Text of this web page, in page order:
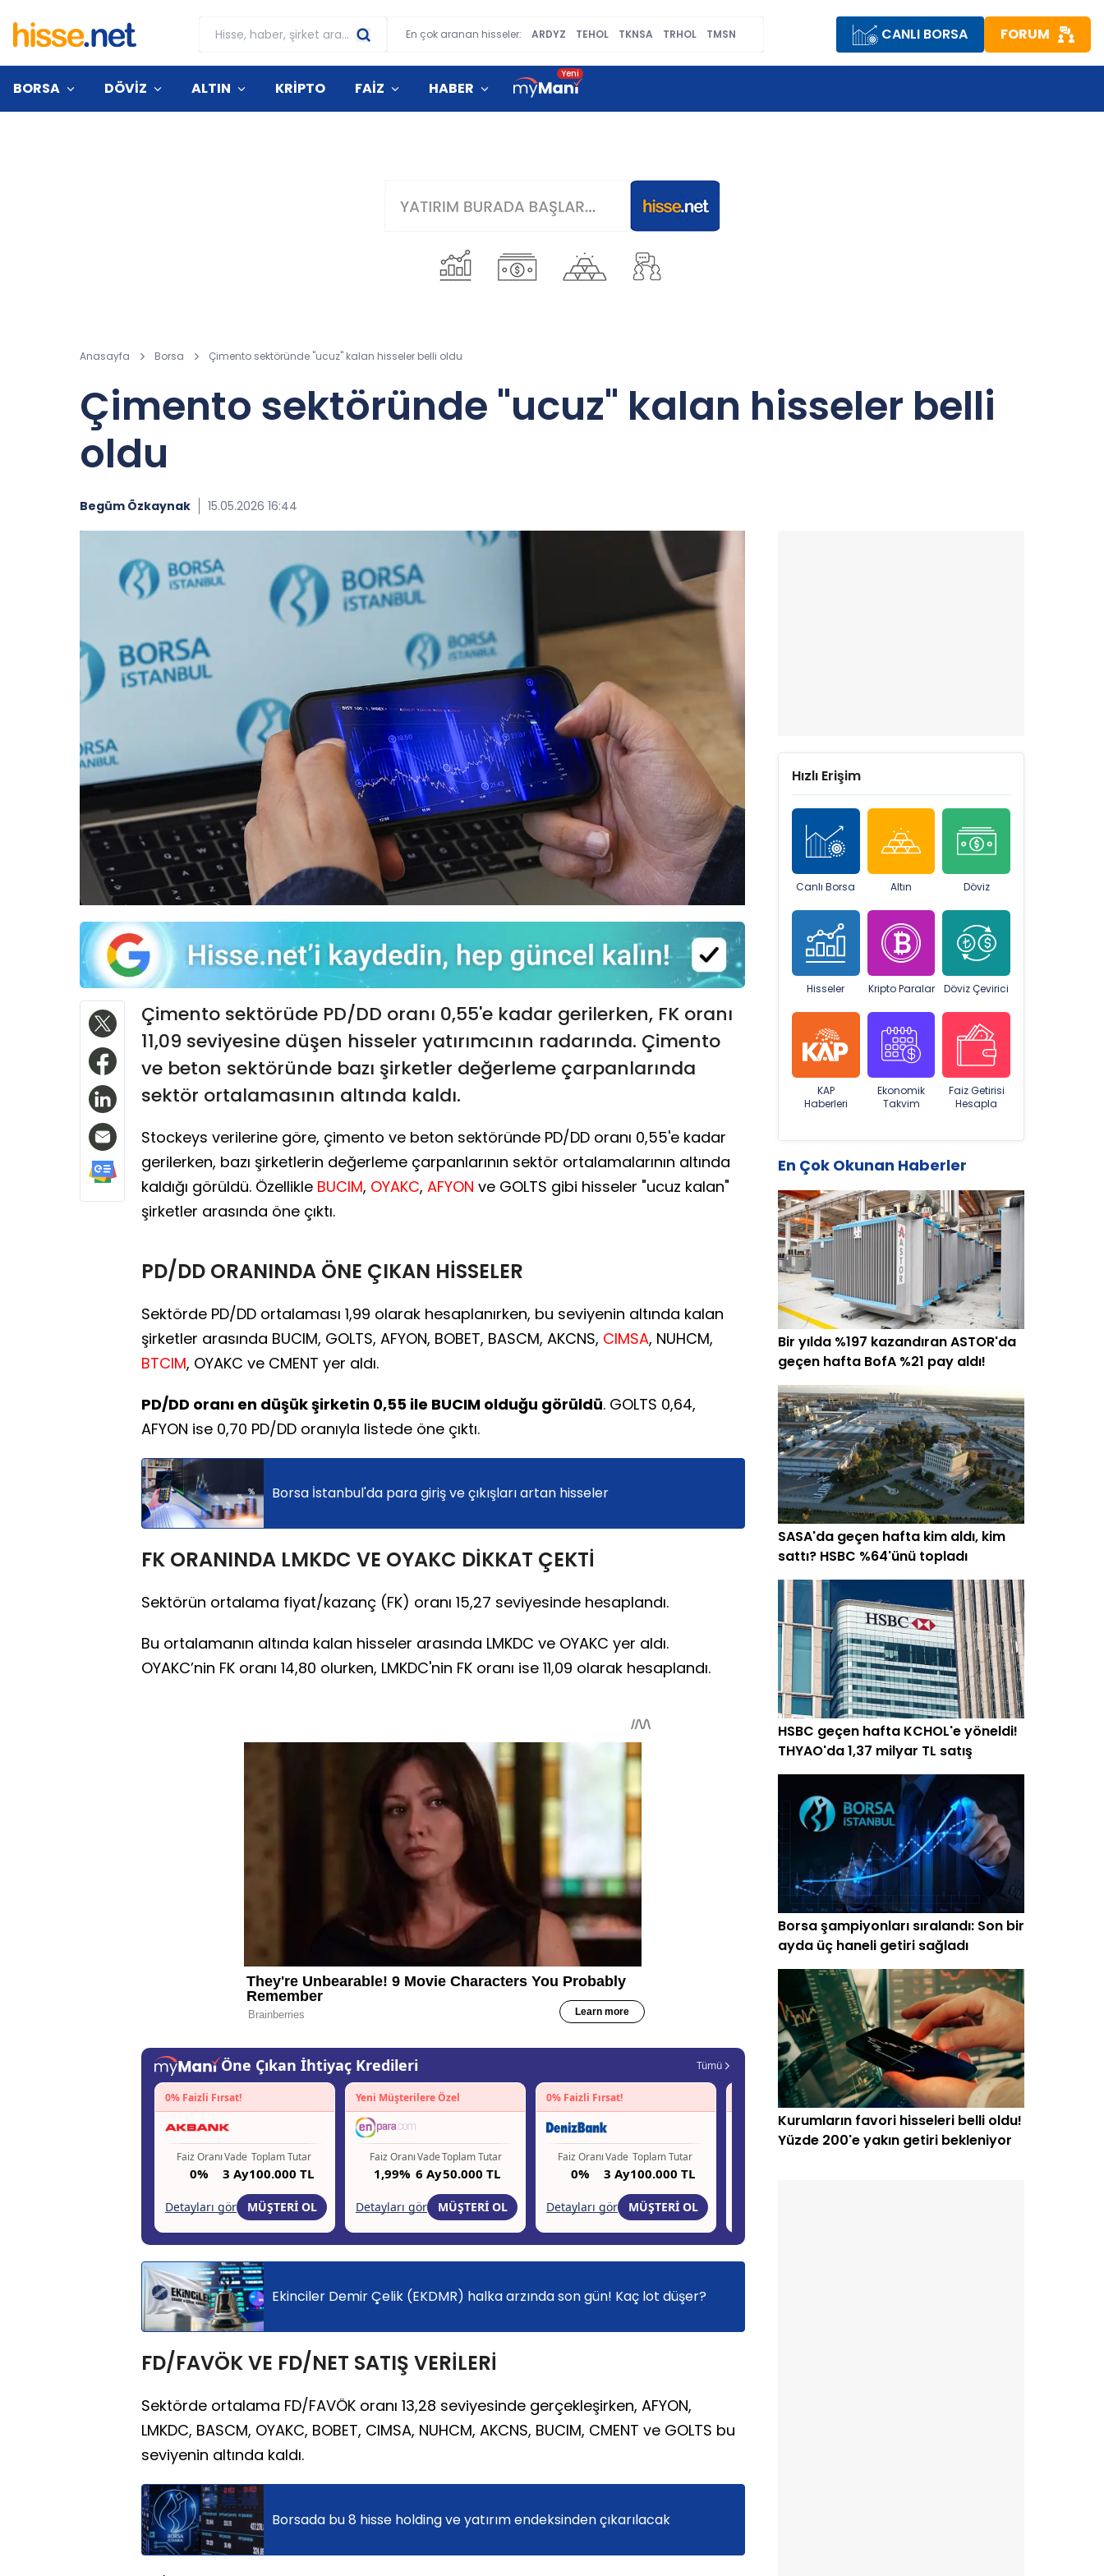
En çok aranan hisseler: ARDYZ TEHOL TKNSA TRHOL TMSN CANLI BORSA FORUM
BORSA DÖVİZ ALTIN KRİPTO FAİZ HABER
Anasayfa Borsa Çimento sektöründe "ucuz" kalan hisseler belli oldu
Çimento sektöründe "ucuz" kalan hisseler belli
oldu
Begüm Özkaynak 15.05.2026 16:44
Çimento sektörüde PD/DD oranı 0,55'e kadar gerilerken, FK oranı
11,09 seviyesine düşen hisseler yatırımcının radarında. Çimento
ve beton sektöründe bazı şirketler değerleme çarpanlarında
sektör ortalamasının altında kaldı.
Stockeys verilerine göre, çimento ve beton sektöründe PD/DD oranı 0,55'e kadar
gerilerken, bazı şirketlerin değerleme çarpanlarının sektör ortalamalarının altında
kaldığı görüldü. Özellikle BUCIM, OYAKC, AFYON ve GOLTS gibi hisseler "ucuz kalan"
şirketler arasında öne çıktı.
PD/DD ORANINDA ÖNE ÇIKAN HİSSELER
Sektörde PD/DD ortalaması 1,99 olarak hesaplanırken, bu seviyenin altında kalan
şirketler arasında BUCIM, GOLTS, AFYON, BOBET, BASCM, AKCNS, CIMSA, NUHCM,
BTCIM, OYAKC ve CMENT yer aldı.
PD/DD oranı en düşük şirketin 0,55 ile BUCIM olduğu görüldü. GOLTS 0,64,
AFYON ise 0,70 PD/DD oranıyla listede öne çıktı.
Borsa İstanbul'da para giriş ve çıkışları artan hisseler
FK ORANINDA LMKDC VE OYAKC DİKKAT ÇEKTİ
Sektörün ortalama fiyat/kazanç (FK) oranı 15,27 seviyesinde hesaplandı.
Bu ortalamanın altında kalan hisseler arasında LMKDC ve OYAKC yer aldı.
OYAKC’nin FK oranı 14,80 olurken, LMKDC'nin FK oranı ise 11,09 olarak hesaplandı.
Ekinciler Demir Çelik (EKDMR) halka arzında son gün! Kaç lot düşer?
FD/FAVÖK VE FD/NET SATIŞ VERİLERİ
Sektörde ortalama FD/FAVÖK oranı 13,28 seviyesinde gerçekleşirken, AFYON,
LMKDC, BASCM, OYAKC, BOBET, CIMSA, NUHCM, AKCNS, BUCIM, CMENT ve GOLTS bu
seviyenin altında kaldı.
Borsada bu 8 hisse holding ve yatırım endeksinden çıkarılacak
Hızlı Erişim
Canlı Borsa Altın Döviz
Hisseler Kripto Paralar Döviz Çevirici
KAP
Haberleri
Ekonomik
Takvim
Faiz Getirisi
Hesapla
En Çok Okunan Haberler
Bir yılda %197 kazandıran ASTOR'da
geçen hafta BofA %21 pay aldı!
SASA'da geçen hafta kim aldı, kim
sattı? HSBC %64'ünü topladı
HSBC geçen hafta KCHOL'e yöneldi!
THYAO'da 1,37 milyar TL satış
Borsa şampiyonları sıralandı: Son bir
ayda üç haneli getiri sağladı
Kurumların favori hisseleri belli oldu!
Yüzde 200'e yakın getiri bekleniyor